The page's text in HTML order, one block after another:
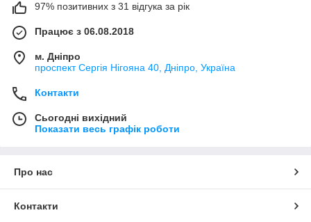
97% позитивних з 31 відгука за рік
Працює з 06.08.2018
м. Дніпро
проспект Сергія Нігояна 40, Дніпро, Україна
Контакти
Сьогодні вихідний
Показати весь графік роботи
Про нас
Контакти